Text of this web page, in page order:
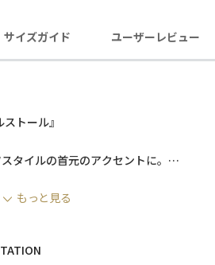
サイズガイド ユーザーレビュー
トール』
タイルの首元のアクセントに。
ワードに大人に向けた、素材感と着
もっと見る